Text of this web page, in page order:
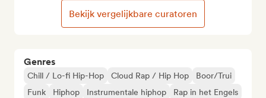
Genres
Chill / Lo-fi Hip-Hop Cloud Rap / Hip Hop
Boor/Trui
Funk
Hiphop Instrumentale hiphop
Rap in het Engels
Bekijk vergelijkbare curatoren